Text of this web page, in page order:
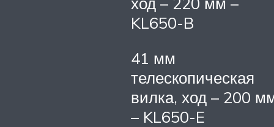
KL650-B
41 мм
телескопическая
вилка, ход – 200
– KL650-E